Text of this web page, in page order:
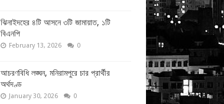
ঝিনাইদহের ৪টি আসনে ৩টি জামায়াত, ১টি
বিএনপি
February 13, 2026 0
আচরণবিধি লঙ্ঘন, মনিরামপুরে চার প্রার্থীর
অর্থদণ্ড
January 30, 2026 0